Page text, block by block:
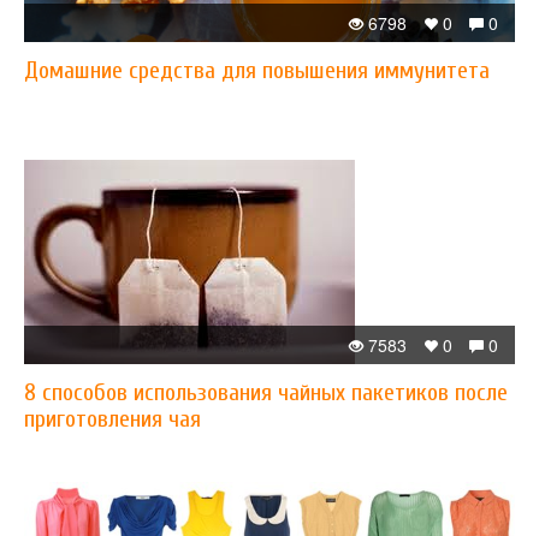
0
0
6798
Домашние средства для повышения иммунитета
0
0
7583
8 способов использования чайных пакетиков после
приготовления чая